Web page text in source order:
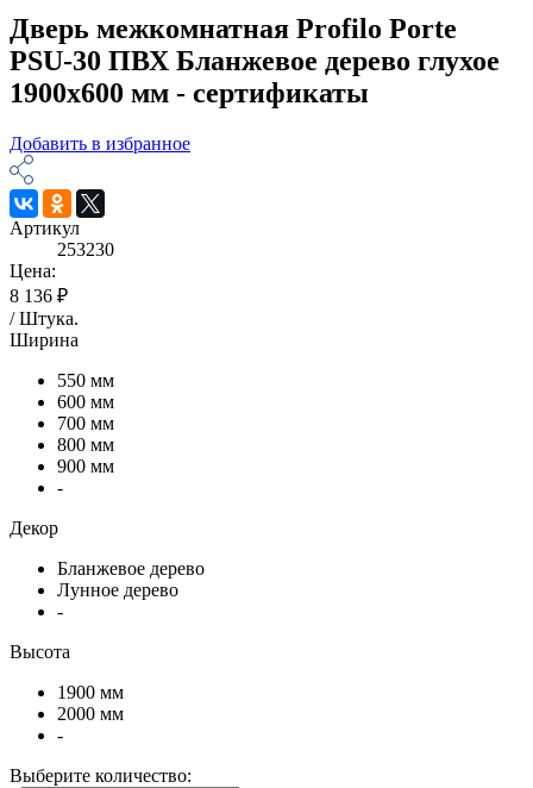
Дверь межкомнатная Profilo Porte
PSU-30 ПВХ Бланжевое дерево глухое
1900х600 мм - сертификаты
Добавить в избранное
Артикул
253230
Цена:
8 136 ₽
/Штука.
Ширина
550 мм
600 мм
700 мм
800 мм
900 мм
-
Декор
Бланжевое дерево
Лунное дерево
-
Высота
1900 мм
2000 мм
-
Выберите количество: